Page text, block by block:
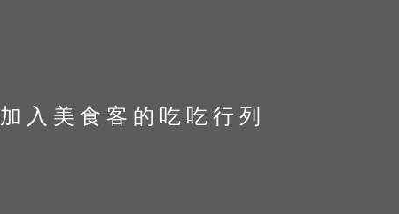
加入美食客的吃吃行列